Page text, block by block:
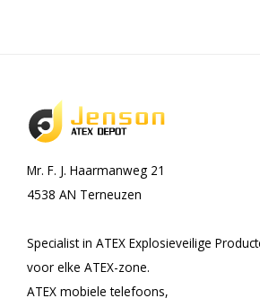
Mr. F. J. Haarmanweg 21
4538 AN Terneuzen
Specialist in ATEX Explosieveilige
voor elke ATEX-zone.
ATEX mobiele telefoons,